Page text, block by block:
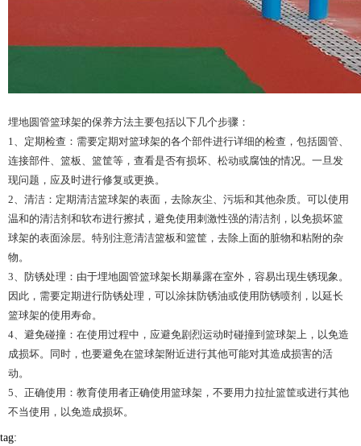
埋地圆管篮球架的保养方法主要包括以下几个步骤：
1、定期检查：需要定期对篮球架的各个部件进行详细的检查，包括圆管、
连接部件、篮板、篮筐等，查看是否有损坏、松动或腐蚀的情况。一旦发
现问题，应及时进行修复或更换。
2、清洁：定期清洁篮球架的表面，去除灰尘、污垢和其他杂质。可以使用
温和的清洁剂和软布进行擦拭，避免使用刺激性强的清洁剂，以免损坏篮
球架的表面涂层。特别注意清洁篮板和篮筐，去除上面的脏物和粘附的杂
物。
3、防锈处理：由于埋地圆管篮球架长期暴露在室外，容易出现生锈现象。
因此，需要定期进行防锈处理，可以涂抹防锈油或使用防锈喷剂，以延长
篮球架的使用寿命。
4、避免碰撞：在使用过程中，应避免剧烈运动时碰撞到篮球架上，以免造
成损坏。同时，也要避免在篮球架附近进行其他可能对其造成损害的活
动。
5、正确使用：教育使用者正确使用篮球架，不要用力拉扯篮筐或进行其他
不当使用，以免造成损坏。
tag: